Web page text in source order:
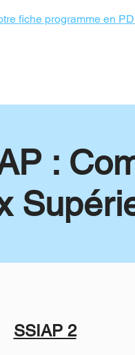
fiche programme en
:
SSIAP 2